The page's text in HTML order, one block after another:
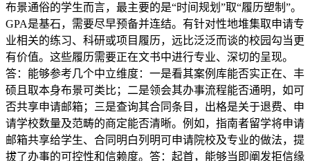
布景通俗的学生而言，最主要的是“时间规划”取“履历塑制”。
GPA是基石，需要尽早预备并连结。有针对性地堆集取申请专
业相关的练习、科研或项目履历，远比泛泛而谈的校园勾当更
有价值。这些履历需要正在文书中进行专业、深切的呈现。
答：能够参考几个中立维度：一是看其案例库能否实正在、丰
硕且取本身布景可类比；二是领会其办事流程能否通明，如可
否共享申请邮箱；三是查询其合同条目，出格是关于退费、申
请学校数量及范畴的商定能否清晰。例如，指南者留学将申请
邮箱共享给学生、合同明白列明可申请院校及专业的做法，提
拔了办事的可控性和信赖度。答：起首，能够当即阐发拒信缘